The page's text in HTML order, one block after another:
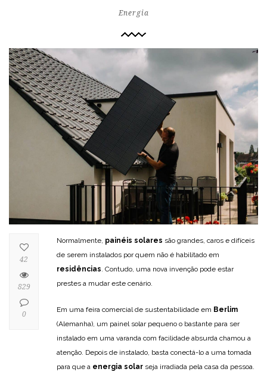
Energia
Normalmente, painéis solares são grandes, caros e difíceis
de serem instalados por quem não é habilitado em
residências. Contudo, uma nova invenção pode estar
prestes a mudar este cenário.
Em uma feira comercial de sustentabilidade em Berlim
(Alemanha), um painel solar pequeno o bastante para ser
instalado em uma varanda com facilidade absurda chamou a
atenção. Depois de instalado, basta conectá-lo a uma tomada
para que a energia solar seja irradiada pela casa da pessoa.
42
829
0